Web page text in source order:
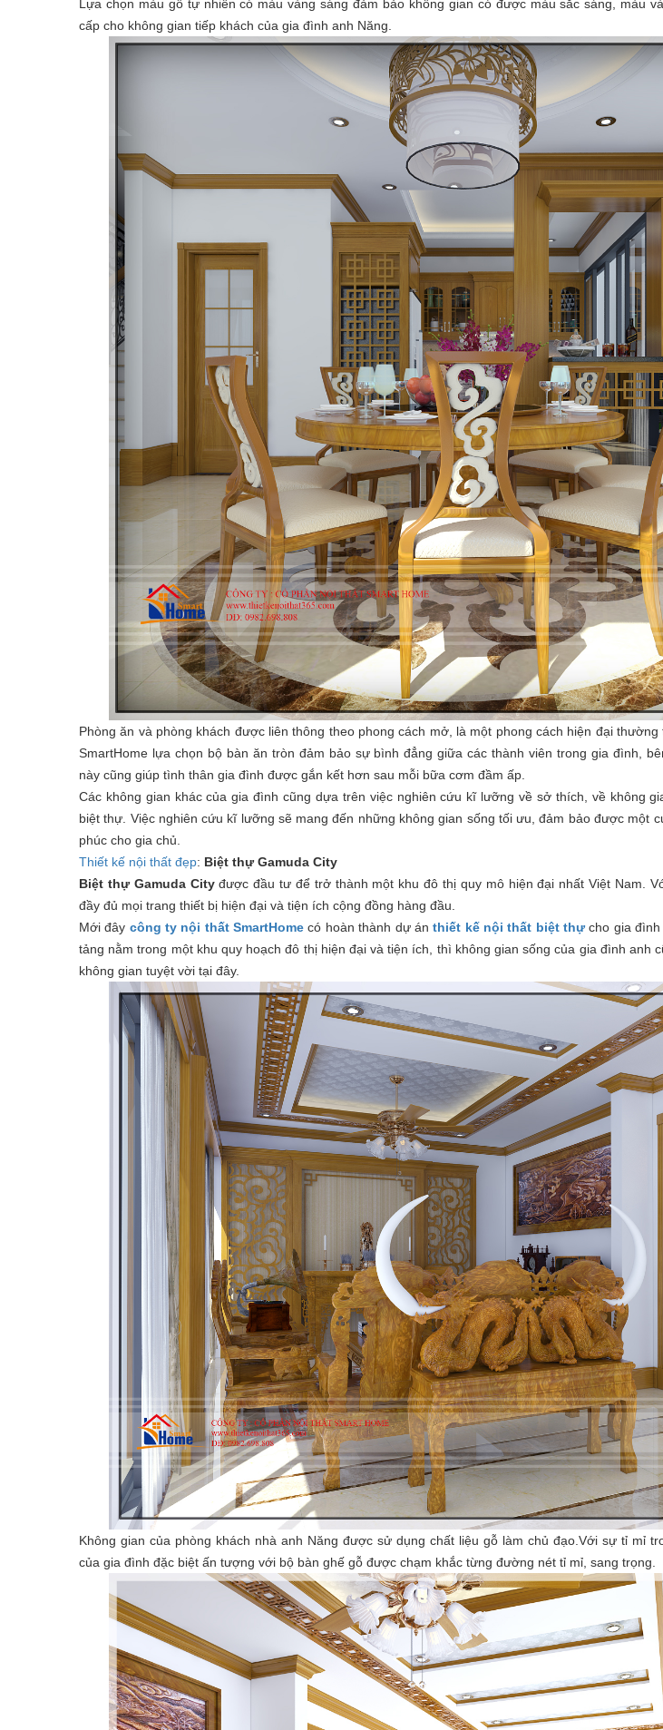
Lựa chọn màu gỗ tự nhiên có màu vàng sáng đảm bảo không gian có được màu sắc sáng, màu
cấp cho không gian tiếp khách của gia đình anh Năng.
Phòng ăn và phòng khách được liên thông theo phong cách mở, là một phong cách hiện đại
SmartHome lựa chọn bộ bàn ăn tròn đảm bảo sự bình đẳng giữa các thành viên trong gia đình,
này cũng giúp tình thân gia đình được gắn kết hơn sau mỗi bữa cơm đầm ấp.
Các không gian khác của gia đình cũng dựa trên việc nghiên cứu kĩ lưỡng về sở thích, về không
biệt thự. Việc nghiên cứu kĩ lưỡng sẽ mang đến những không gian sống tối ưu, đảm bảo được một
phúc cho gia chủ.
Thiết kế nội thất đẹp: Biệt thự Gamuda City
Biệt thự Gamuda Cityđược đầu tư để trở thành một khu đô thị quy mô hiện đại nhất Việt Nam.
đầy đủ mọi trang thiết bị hiện đại và tiện ích cộng đồng hàng đầu.
Mới đây công ty nội thất SmartHome có hoàn thành dự ánthiết kế nội thất biệt thựcho gia đình
tảng nằm trong một khu quy hoạch đô thị hiện đại và tiện ích, thì không gian sống của gia đình anh
không gian tuyệt vời tại đây.
Không gian của phòng khách nhà anh Năng được sử dụng chất liệu gỗ làm chủ đạo.Với sự tỉ mỉ
của gia đình đặc biệt ấn tượng với bộ bàn ghế gỗ được chạm khắc từng đường nét tỉ mỉ, sang trọng.